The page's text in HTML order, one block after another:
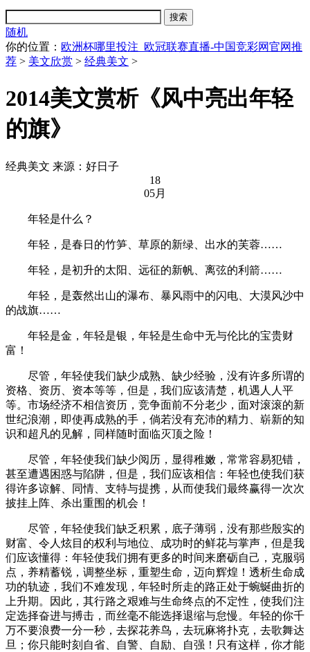
随机
你的位置： 欧洲杯哪里投注_欧冠联赛直播-中国竞彩网官网推
荐 > 美文欣赏 > 经典美文 >
2014美文赏析《风中亮出年轻
的旗》
经典美文 来源：好日子
18
05月
年轻是什么？
年轻，是春日的竹笋、草原的新绿、出水的芙蓉……
年轻，是初升的太阳、远征的新帆、离弦的利箭……
年轻，是轰然出山的瀑布、暴风雨中的闪电、大漠风沙中
的战旗……
年轻是金，年轻是银，年轻是生命中无与伦比的宝贵财
富！
尽管，年轻使我们缺少成熟、缺少经验，没有许多所谓的
资格、资历、资本等等，但是，我们应该清楚，机遇人人平
等。市场经济不相信资历，竞争面前不分老少，面对滚滚的新
世纪浪潮，即使再成熟的手，倘若没有充沛的精力、崭新的知
识和超凡的见解，同样随时面临灭顶之险！
尽管，年轻使我们缺少阅历，显得稚嫩，常常容易犯错，
甚至遭遇困惑与陷阱，但是，我们应该相信：年轻也使我们获
得许多谅解、同情、支特与提携，从而使我们最终赢得一次次
披挂上阵、杀出重围的机会！
尽管，年轻使我们缺乏积累，底子薄弱，没有那些殷实的
财富、令人炫目的权利与地位、成功时的鲜花与掌声，但是我
们应该懂得：年轻使我们拥有更多的时间来磨砺自己，克服弱
点，养精蓄锐，调整坐标，重塑生命，迈向辉煌！透析生命成
功的轨迹，我们不难发现，年轻时所走的路正处于蜿蜒曲折的
上升期。因此，其行路之艰难与生命终点的不定性，使我们注
定选择奋进与搏击，而丝毫不能选择退缩与怠慢。年轻的你千
万不要浪费一分一秒，去探花养鸟，去玩麻将扑克，去歌舞达
旦；你只能时刻自省、自警、自励、自强！只有这样，你才能